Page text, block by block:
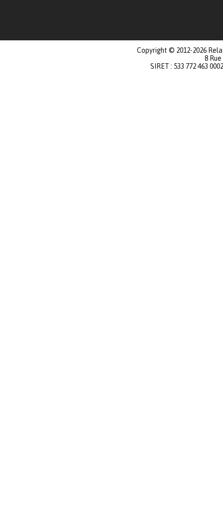
Copyright © 2012-2026
8
SIRET : 533 772 463